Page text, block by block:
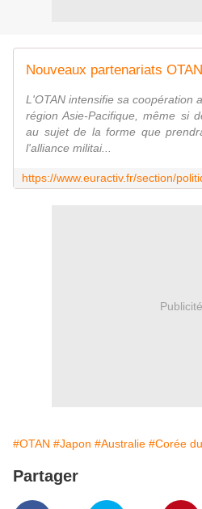
L'OTAN intensifie sa coopération
région Asie-Pacifique, même si
au sujet de la forme que
l'alliance militai...
Publicité
#OTAN #Japon #Australie #Corée
Partager